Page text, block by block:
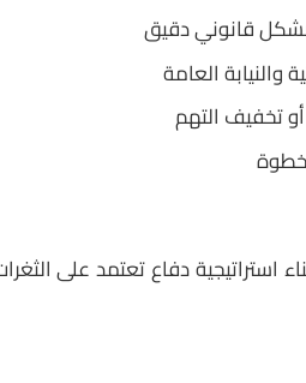
قانوني دقيق
العامة
تخفيف التهم
استراتيجية دفاع تعتمد على